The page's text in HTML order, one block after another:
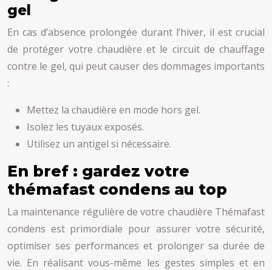
gel
En cas d’absence prolongée durant l’hiver, il est crucial
de protéger votre chaudière et le circuit de chauffage
contre le gel, qui peut causer des dommages importants
:
Mettez la chaudière en mode hors gel.
Isolez les tuyaux exposés.
Utilisez un antigel si nécessaire.
En bref : gardez votre
thémafast condens au top
La maintenance régulière de votre chaudière Thémafast
condens est primordiale pour assurer votre sécurité,
optimiser ses performances et prolonger sa durée de
vie. En réalisant vous-même les gestes simples et en